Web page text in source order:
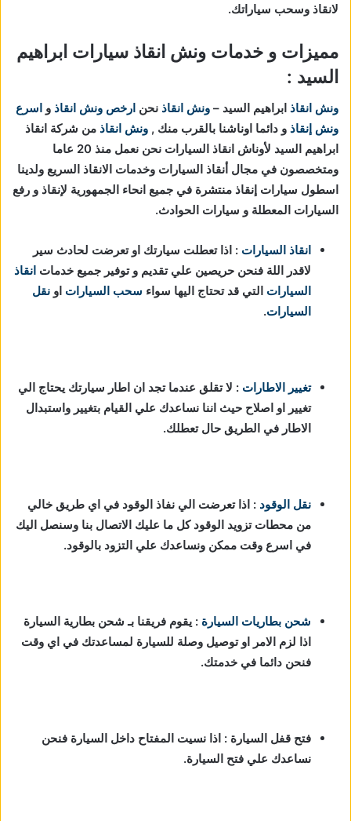
لانقاذ وسحب سياراتك.
مميزات و خدمات ونش انقاذ سيارات ابراهيم
السيد :
ونش انقاذ ابراهيم السيد – ونش انقاذ نحن ارخص ونش انقاذ و اسرع
ونش إنقاذ و دائما اوناشنا بالقرب منك , ونش انقاذ من شركة انقاذ
ابراهيم السيد لأوناش انقاذ السيارات نحن نعمل منذ 20 عاما
ومتخصصون في مجال أنقاذ السيارات وخدمات الانقاذ السريع ولدينا
اسطول سيارات إنقاذ منتشرة في جميع انحاء الجمهورية لإنقاذ و رفع
السيارات المعطلة و سيارات الحوادث.
انقاذ السيارات : اذا تعطلت سيارتك او تعرضت لحادث سير
لاقدر اللة فنحن حريصين علي تقديم و توفير جميع خدمات انقاذ
السيارات التي قد تحتاج اليها سواء سحب السيارات او نقل
السيارات.
تغيير الاطارات : لا تقلق عندما تجد ان اطار سيارتك يحتاج الي
تغيير او اصلاح حيث اننا نساعدك علي القيام بتغيير واستبدال
الاطار في الطريق حال تعطلك.
نقل الوقود : اذا تعرضت الي نفاذ الوقود في اي طريق خالي
من محطات تزويد الوقود كل ما عليك الاتصال بنا وسنصل اليك
في اسرع وقت ممكن ونساعدك علي التزود بالوقود.
شحن بطاريات السيارة : يقوم فريقنا بـ شحن بطارية السيارة
اذا لزم الامر او توصيل وصلة للسيارة لمساعدتك في اي وقت
فنحن دائما في خدمتك.
فتح قفل السيارة : اذا نسيت المفتاح داخل السيارة فنحن
نساعدك علي فتح السيارة.